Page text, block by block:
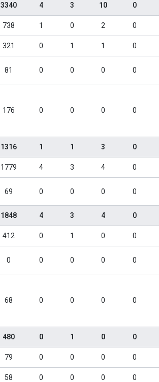
3340 4 3 10 0
738 1 0 2 0
321 0 1 1 0
81 0 0 0 0
176 0 0 0 0
1316 1 1 3 0
1779 4 3 4 0
69 0 0 0 0
1848 4 3 4 0
412 0 1 0 0
0 0 0 0 0
68 0 0 0 0
480 0 1 0 0
79 0 0 0 0
58 0 0 0 0